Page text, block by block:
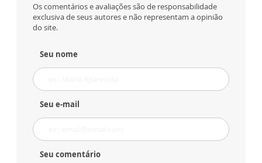
Os comentários e avaliações são de responsabilidade
exclusiva de seus autores e não representam a opinião
do site.
Seu nome
Seu e-mail
Seu comentário